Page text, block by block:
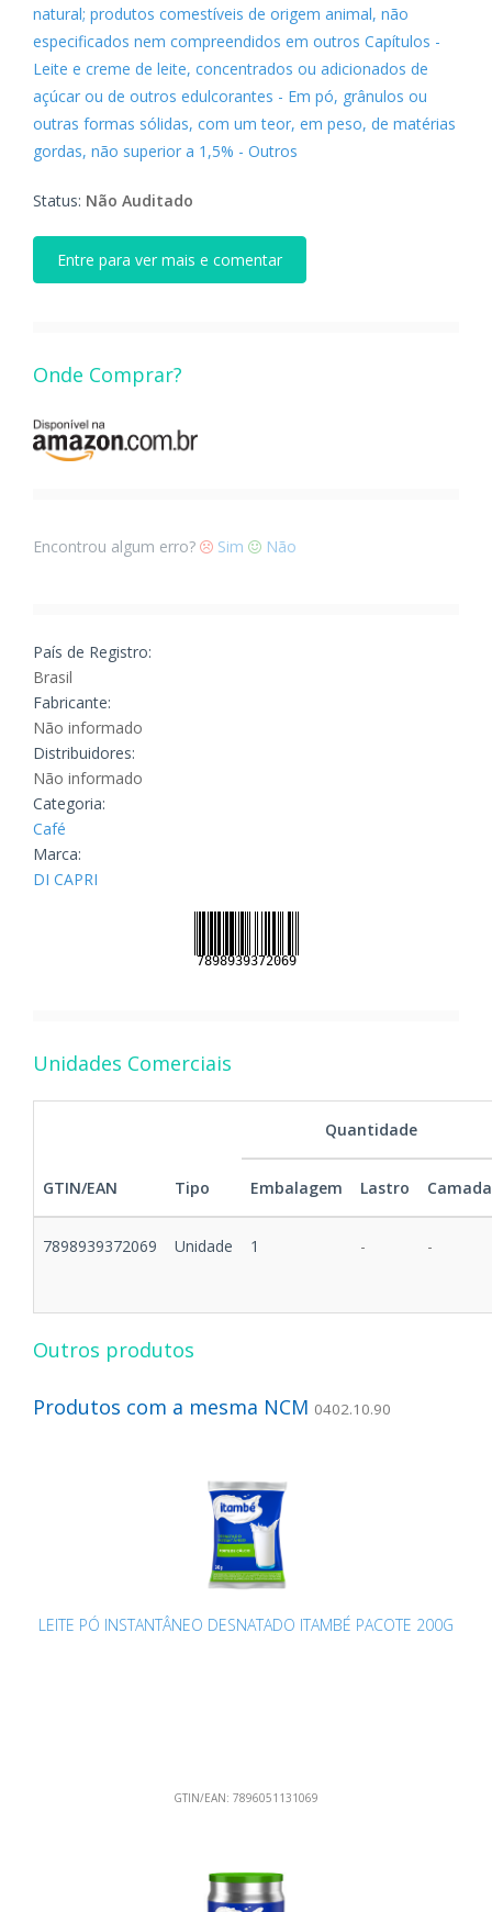
natural; produtos comestíveis de origem animal, não
especificados nem compreendidos em outros Capítulos -
Leite e creme de leite, concentrados ou adicionados de
açúcar ou de outros edulcorantes - Em pó, grânulos ou
outras formas sólidas, com um teor, em peso, de matérias
gordas, não superior a 1,5% - Outros
Status: Não Auditado
Entre para ver mais e comentar
Onde Comprar?
Encontrou algum erro? Sim Não
País de Registro:
Brasil
Fabricante:
Não informado
Distribuidores:
Não informado
Categoria:
Café
Marca:
DI CAPRI
Unidades Comerciais
GTIN/EAN Tipo
Quantidade
Embalagem Lastro Camada
7898939372069 Unidade 1 - -
Outros produtos
Produtos com a mesma NCM 0402.10.90
LEITE PÓ INSTANTÂNEO DESNATADO ITAMBÉ PACOTE 200G
GTIN/EAN: 7896051131069